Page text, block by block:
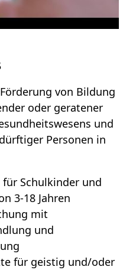
von Bildung
oder geratener
und
Personen in
Schulkinder und
3-18 Jahren
mit
und
für geistig und/oder